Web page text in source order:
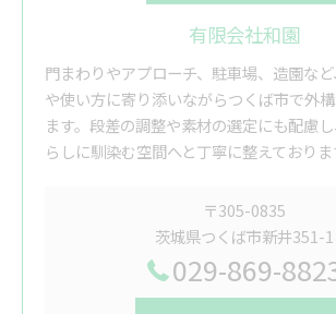
有限会社和園
門まわりやアプローチ、駐車場、造園な
や使い方に寄り添いながらつくば市で外
ます。段差の調整や素材の選定にも配慮
らしに馴染む空間へと丁寧に整えておりま
〒305-0835
茨城県つくば市新井351-1
029-869-